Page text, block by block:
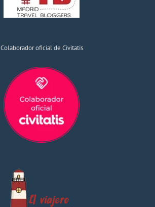
Colaborador oficial de Civitatis